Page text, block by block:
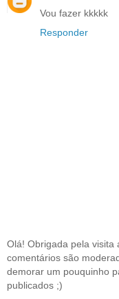
Vou fazer kkkkk
Responder
Olá! Obrigada pela visita
comentários são
demorar um pouquinho
publicados ;)